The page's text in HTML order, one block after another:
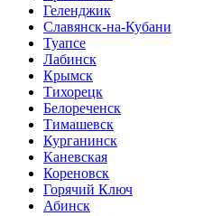
Геленджик
Славянск-на-Кубани
Туапсе
Лабинск
Крымск
Тихорецк
Белореченск
Тимашевск
Курганинск
Каневская
Кореновск
Горячий Ключ
Абинск